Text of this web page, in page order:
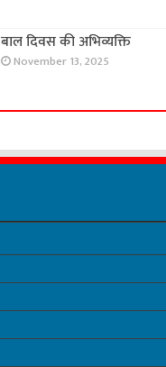
बाल दिवस की अभिव्यक्ति
November 13, 2025